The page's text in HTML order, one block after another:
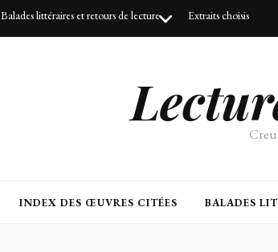
Balades littéraires et retours de lecture Extraits choisis
INDEX DES ŒUVRES CITÉES BALADES